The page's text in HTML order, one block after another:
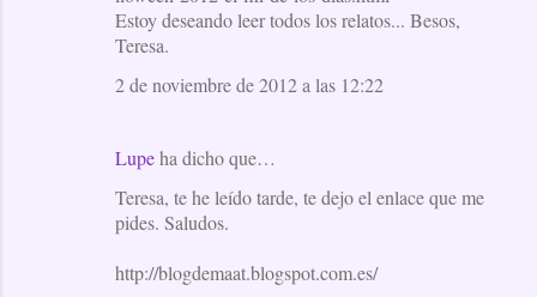
Estoy deseando leer todos los relatos... Besos,
Teresa.
2 de noviembre de 2012 a las 12:22
Lupeha dicho que…
Teresa, te he leído tarde, te dejo el enlace que me
pides. Saludos.
http://blogdemaat.blogspot.com.es/